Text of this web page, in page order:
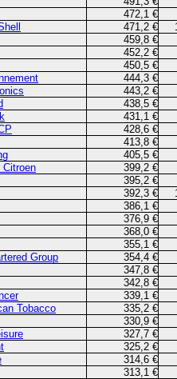
472,1 €
471,2 €
459,8 €
452,2 €
450,5 €
444,3 €
443,2 €
438,5 €
431,1 €
428,6 €
413,8 €
405,5 €
Citroen
399,2 €
395,2 €
392,3 €
386,1 €
376,9 €
368,0 €
355,1 €
Group
354,4 €
347,8 €
342,8 €
339,1 €
Tobacco
335,2 €
330,9 €
327,7 €
325,2 €
314,6 €
313,1 €